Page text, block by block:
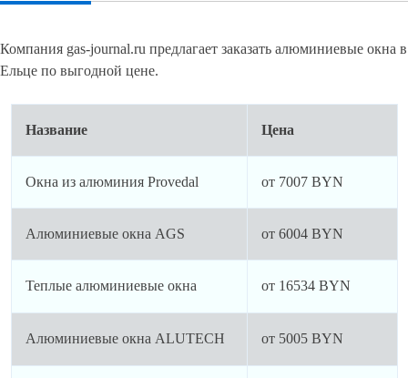
Компания gas-journal.ru предлагает заказать алюминиевые окна в
Ельце по выгодной цене.
Название Цена
Окна из алюминия Provedal от 7007 BYN
Алюминиевые окна AGS от 6004 BYN
Теплые алюминиевые окна от 16534 BYN
Алюминиевые окна ALUTECH от 5005 BYN